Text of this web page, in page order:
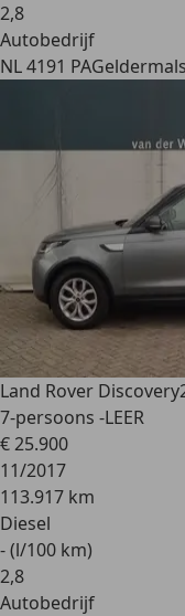
2,8
Autobedrijf
NL 4191 PA
Land Rover Discovery
7-persoons -LEER
€ 25.900
11/2017
113.917 km
Diesel
- (l/100 km)
2,8
Autobedrijf